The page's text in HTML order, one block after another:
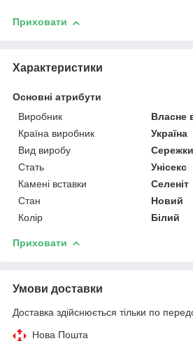
Приховати
Характеристики
Основні атрибути
Виробник
Власне
Країна виробник
Україна
Вид виробу
Стать
Унісекс
Камені вставки
Селеніт
Стан
Новий
Колір
Білий
Приховати
Умови доставки
Доставка здійснюється тільки по
Нова Пошта